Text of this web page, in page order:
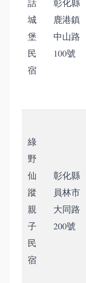
話
城
堡
民
宿
彰化縣
鹿港鎮
中山路
100號
綠
野
仙
蹤
親
子
民
宿
彰化縣
員林市
大同路
200號